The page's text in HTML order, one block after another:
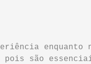
enquanto
pois são